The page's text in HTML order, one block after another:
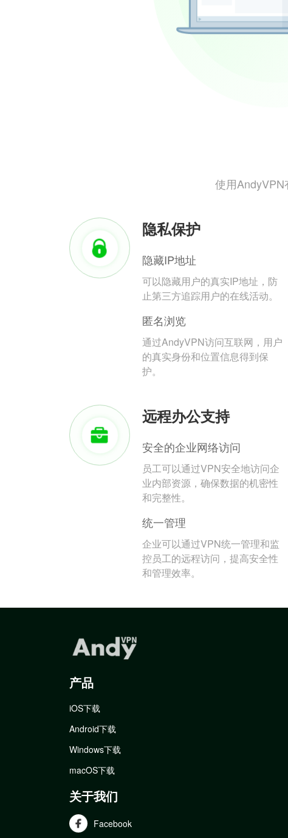
使用
隐私保护
隐藏IP地址
可以隐藏用户的真实IP地址，防
止第三方追踪用户的在线活动。
匿名浏览
通过AndyVPN访问互联网，用户
的真实身份和位置信息得到保
护。
远程办公支持
安全的企业网络访问
员工可以通过VPN安全地访问企
业内部资源，确保数据的机密性
和完整性。
统一管理
企业可以通过VPN统一管理和监
控员工的远程访问，提高安全性
和管理效率。
产品
iOS下载
Android下载
Windows下载
macOS下载
关于我们
Facebook